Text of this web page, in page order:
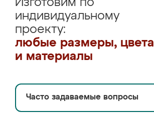
Изготовим по
индивидуальному
проекту:
любые размеры, цвета
и материалы
Часто задаваемые вопросы